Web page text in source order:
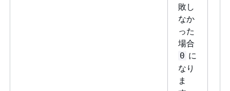
敗し
なか
った
場合
0 に
なり
ま